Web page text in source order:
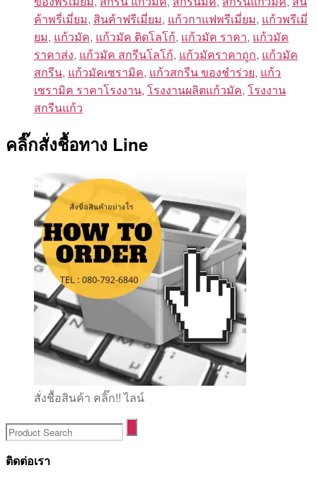
ค้าพรี่เมี่ยม, สินค้าฟรีเมี่ยม, แก้วกาแฟพรีเมี่ยม, แก้วพรีเมี่
ยม, แก้วมัค, แก้วมัค ติดโลโก้, แก้วมัค ราคา, แก้วมัค
ราคาส่ง, แก้วมัค สกรีนโลโก้, แก้วมัคราคาถูก, แก้วมัค
สกรีน, แก้วมัคเซรามิค, แก้วสกรีน ของชําร่วย, แก้ว
เซรามิค ราคาโรงงาน, โรงงานผลิตแก้วมัค, โรงงาน
สกรีนแก้ว
คลิ๊กสั่งชื้อทาง Line
สั่งชื้อสินค้า คลิ๊ก!! ไลน์
ติดต่อเรา